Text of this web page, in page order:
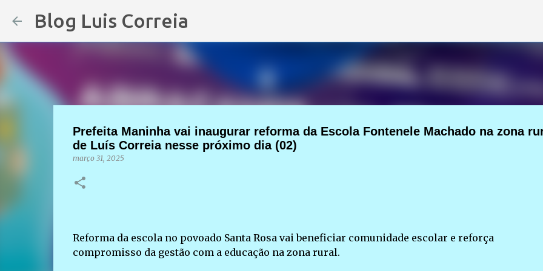
Blog Luis Correia
Prefeita Maninha vai inaugurar reforma da Escola Fontenele Machado na zona
de Luís Correia nesse próximo dia (02)
março 31, 2025
Reforma da escola no povoado Santa Rosa vai beneficiar comunidade escolar e reforça
compromisso da gestão com a educação na zona rural.